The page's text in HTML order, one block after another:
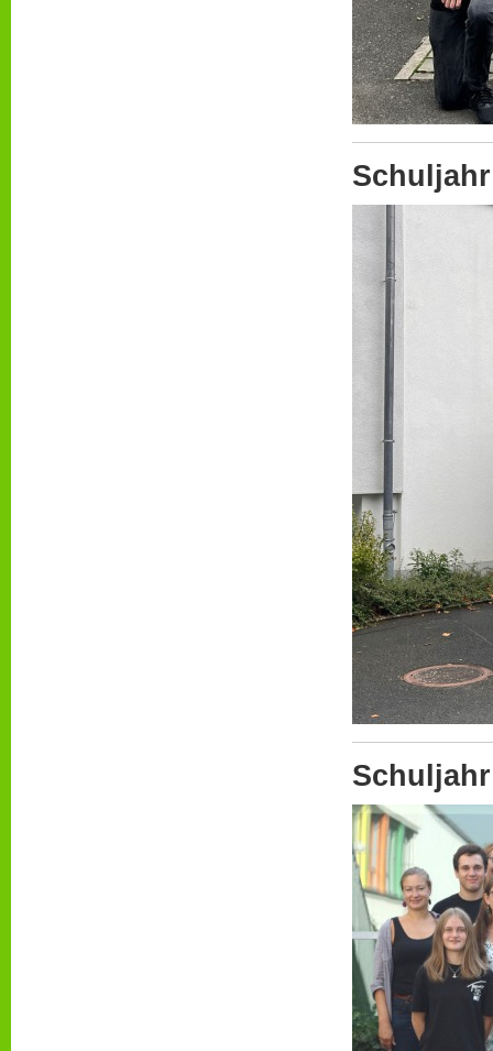
Schuljahr
Schuljahr